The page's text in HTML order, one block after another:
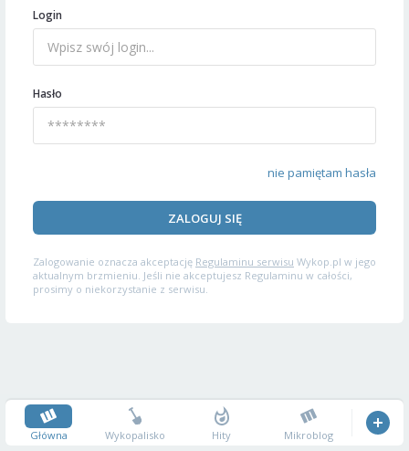
Login
Hasło
nie pamiętam hasła
ZALOGUJ SIĘ
Zalogowanie oznacza akceptację Regulaminu serwisu Wykop.pl w jego
aktualnym brzmieniu. Jeśli nie akceptujesz Regulaminu w całości,
prosimy o niekorzystanie z serwisu.
Główna Wykopalisko Hity Mikroblog